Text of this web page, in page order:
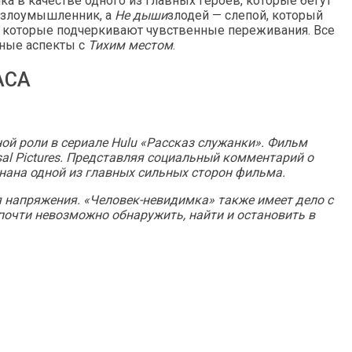
а Не дышизлодей — слепой, который
подчеркивают чувственные переживания. Все
аспекты с Тихим местом.
роли в сериале Hulu «Рассказ служанки». Фильм
Pictures. Представляя социальный комментарий о
одной из главных сильных сторон фильма.
напряжения. «Человек-невидимка» также имеет дело с
невозможно обнаружить, найти и остановить в